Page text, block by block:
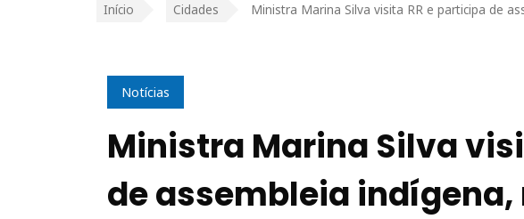
Início Cidades Ministra Marina Silva visita RR e participa de
Notícias
Ministra Marina Silva
de assembleia indígena,